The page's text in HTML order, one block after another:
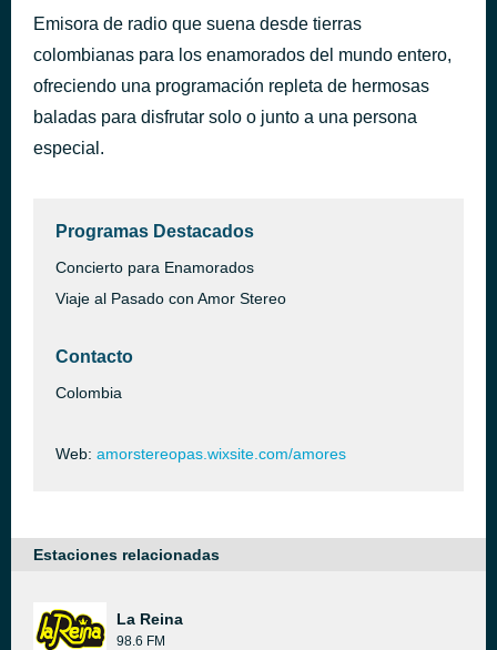
Este adiós
Los Bukis
Mi Gran Amor Se Ha Ido
Los Moros
hace 48 minutos
Nunca Voy a Olvidarte ( Primera Fila ) - En Vivo
Bronco
Emisora de radio que suena desde tierras
colombianas para los enamorados del mundo entero,
ofreciendo una programación repleta de hermosas
baladas para disfrutar solo o junto a una persona
especial.
Programas Destacados
Concierto para Enamorados
Viaje al Pasado con Amor Stereo
Contacto
Colombia
Web: amorstereopas.wixsite.com/amores
Estaciones relacionadas
La Reina
98.6 FM